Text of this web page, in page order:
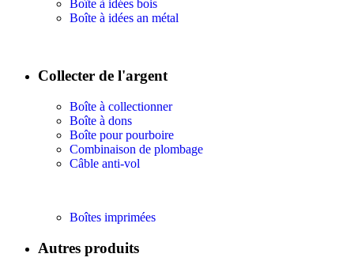
Boîte à idées bois
Boîte à idées an métal
Collecter de l'argent
Boîte à collectionner
Boîte à dons
Boîte pour pourboire
Combinaison de plombage
Câble anti-vol
Boîtes imprimées
Autres produits